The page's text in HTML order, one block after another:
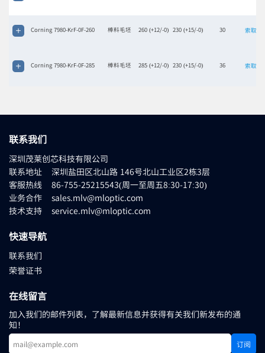
Corning 7980-KrF-0F-260 棒料毛坯 260 (+12/-0) 230 (+15/-0) 30 索取报
Corning 7980-KrF-0F-285 棒料毛坯 285 (+12/-0) 230 (+15/-0) 36 索取报
联系我们
深圳茂莱创芯科技有限公司
联系地址 深圳盐田区北山路 146号北山工业区2栋3层
客服热线 86-755-25215543(周一至周五8:30-17:30)
业务合作 sales.mlv@mloptic.com
技术支持 service.mlv@mloptic.com
快速导航
联系我们
荣誉证书
在线留言
加入我们的邮件列表，了解最新信息并获得有关我们新发布的通
知！
订阅